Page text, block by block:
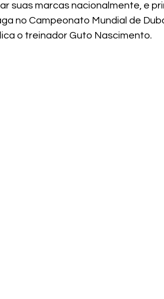
suas marcas nacionalmente, e
no Campeonato Mundial de
o treinador Guto Nascimento.